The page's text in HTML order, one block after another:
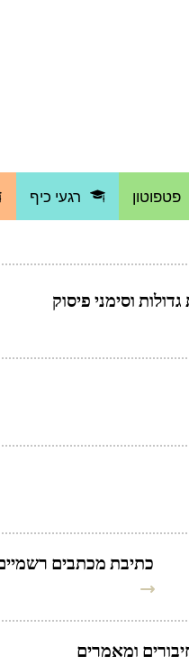
פטפוטון רגעי כיף
וסימני פיסוק
כתיבת מכתבים
ומאמרים